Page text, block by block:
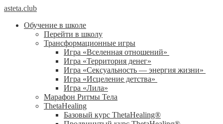
asteta.club
Обучение в школе
Перейти в школу
Трансформационные игры
Игра «Вселенная отношений»
Игра «Территория денег»
Игра «Сексуальность — энергия жизни»
Игра «Исцеление детства»
Игра «Лила»
Марафон Ритмы Тела
ThetaHealing
Базовый курс ThetaHealing®